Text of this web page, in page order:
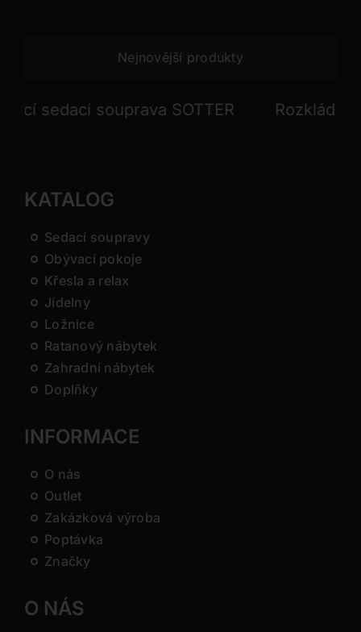
Nejnovější produkty
sedací souprava SOTTER Rozkládací
KATALOG
Sedací soupravy
Obývací pokoje
Křesla a relax
Jídelny
Ložnice
Ratanový nábytek
Zahradní nábytek
Doplňky
INFORMACE
O nás
Outlet
Zakázková výroba
Poptávka
Značky
O NÁS